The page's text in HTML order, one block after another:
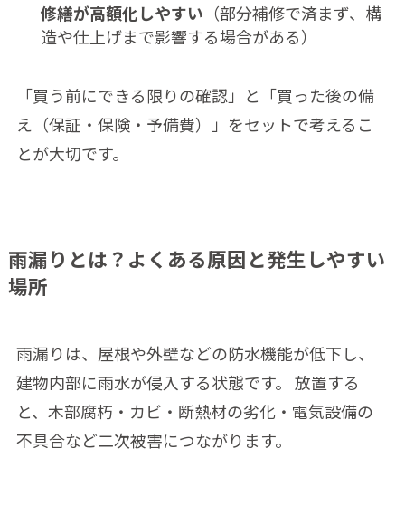
修繕が高額化しやすい （部分補修で済まず、構
造や仕上げまで影響する場合がある）
「買う前にできる限りの確認」と「買った後の備
え（保証・保険・予備費）」をセットで考えるこ
とが大切です。
雨漏りとは？よくある原因と発生しやすい
場所
雨漏りは、屋根や外壁などの防水機能が低下し、
建物内部に雨水が侵入する状態です。 放置する
と、木部腐朽・カビ・断熱材の劣化・電気設備の
不具合など二次被害につながります。